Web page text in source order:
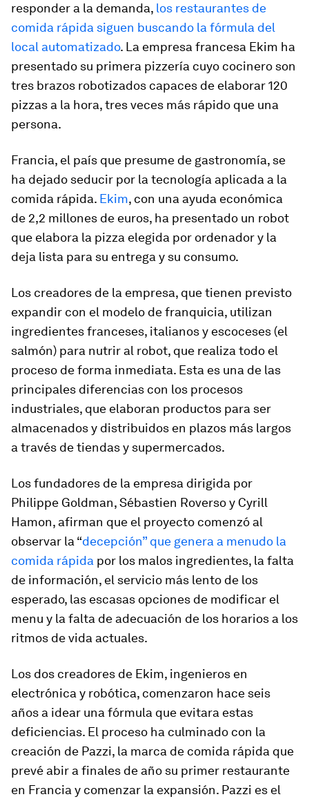
responder a la demanda, los restaurantes de
comida rápida siguen buscando la fórmula del
local automatizado. La empresa francesa Ekim ha
presentado su primera pizzería cuyo cocinero son
tres brazos robotizados capaces de elaborar 120
pizzas a la hora, tres veces más rápido que una
persona.
Francia, el país que presume de gastronomía, se
ha dejado seducir por la tecnología aplicada a la
comida rápida. Ekim, con una ayuda económica
de 2,2 millones de euros, ha presentado un robot
que elabora la pizza elegida por ordenador y la
deja lista para su entrega y su consumo.
Los creadores de la empresa, que tienen previsto
expandir con el modelo de franquicia, utilizan
ingredientes franceses, italianos y escoceses (el
salmón) para nutrir al robot, que realiza todo el
proceso de forma inmediata. Esta es una de las
principales diferencias con los procesos
industriales, que elaboran productos para ser
almacenados y distribuidos en plazos más largos
a través de tiendas y supermercados.
Los fundadores de la empresa dirigida por
Philippe Goldman, Sébastien Roverso y Cyrill
Hamon, afirman que el proyecto comenzó al
observar la “decepción” que genera a menudo la
comida rápida por los malos ingredientes, la falta
de información, el servicio más lento de los
esperado, las escasas opciones de modificar el
menu y la falta de adecuación de los horarios a los
ritmos de vida actuales.
Los dos creadores de Ekim, ingenieros en
electrónica y robótica, comenzaron hace seis
años a idear una fórmula que evitara estas
deficiencias. El proceso ha culminado con la
creación de Pazzi, la marca de comida rápida que
prevé abir a finales de año su primer restaurante
en Francia y comenzar la expansión. Pazzi es el